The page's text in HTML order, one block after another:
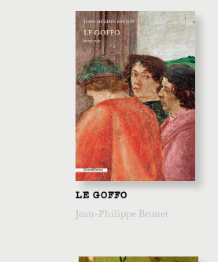
LE GOFFO
Jean-Philippe Brunet